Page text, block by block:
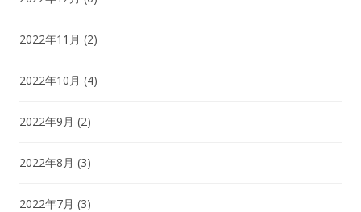
2022年11月 (2)
2022年10月 (4)
2022年9月 (2)
2022年8月 (3)
2022年7月 (3)